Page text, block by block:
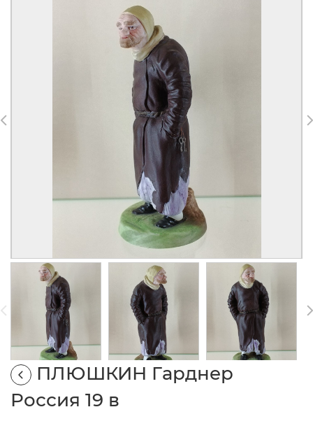
ПЛЮШКИН Гарднер
Россия 19 в